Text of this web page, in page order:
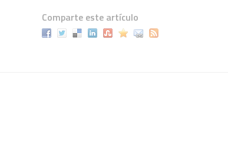
Comparte este artículo